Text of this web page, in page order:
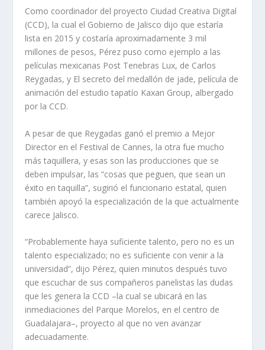
Como coordinador del proyecto Ciudad Creativa Digital
(CCD), la cual el Gobierno de Jalisco dijo que estaría
lista en 2015 y costaría aproximadamente 3 mil
millones de pesos, Pérez puso como ejemplo a las
películas mexicanas Post Tenebras Lux, de Carlos
Reygadas, y El secreto del medallón de jade, película de
animación del estudio tapatío Kaxan Group, albergado
por la CCD.
A pesar de que Reygadas ganó el premio a Mejor
Director en el Festival de Cannes, la otra fue mucho
más taquillera, y esas son las producciones que se
deben impulsar, las “cosas que peguen, que sean un
éxito en taquilla”, sugirió el funcionario estatal, quien
también apoyó la especialización de la que actualmente
carece Jalisco.
“Probablemente haya suficiente talento, pero no es un
talento especializado; no es suficiente con venir a la
universidad”, dijo Pérez, quien minutos después tuvo
que escuchar de sus compañeros panelistas las dudas
que les genera la CCD –la cual se ubicará en las
inmediaciones del Parque Morelos, en el centro de
Guadalajara–, proyecto al que no ven avanzar
adecuadamente.